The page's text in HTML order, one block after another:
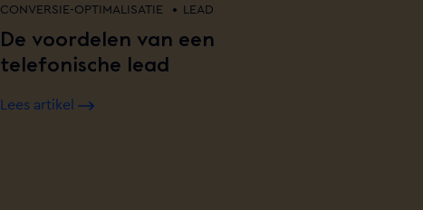
CONVERSIE-OPTIMALISATIE • LEAD
De voordelen van een
telefonische lead
Lees artikel